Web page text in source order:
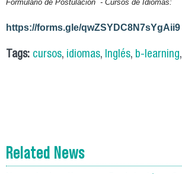
Formulario de Postulación - Cursos de Idiomas:
https://forms.gle/qwZSYDC8N7sYgAii9
Tags: cursos, idiomas, Inglés, b-learning,
Related News